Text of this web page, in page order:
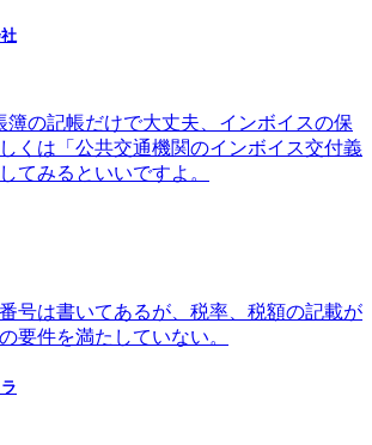
簿の記帳だけで大丈夫、インボイスの保
くは「公共交通機関のインボイス交付義
てみるといいですよ。
号は書いてあるが、税率、税額の記載が
要件を満たしていない。